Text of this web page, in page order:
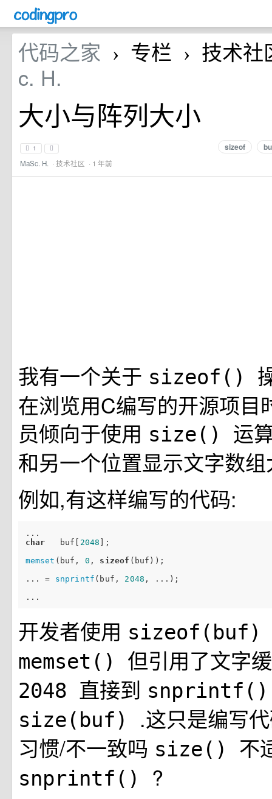
代码之家 › 专栏 › 技术
c. H.
大小与阵列大小
sizeof
1
MaSc. H. · 技术社区 · 1 年前
我有一个关于 sizeof()
在浏览用C编写的开源项目
员倾向于使用 size() 运
和另一个位置显示文字数
例如,有这样编写的代码:
char
   buf[
2048 ];
memset (buf, 0 , sizeof (buf));
... = snprintf (buf, 2048 , ...);
开发者使用
memset() 但引用了文字
2048 直接到
size(buf) .这只是编写
习惯/不一致吗 size() 不
snprintf() ?